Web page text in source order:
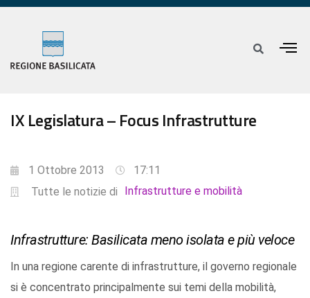
IX Legislatura – Focus Infrastrutture
1 Ottobre 2013
17:11
Tutte le notizie di
Infrastrutture e mobilità
Infrastrutture: Basilicata meno isolata e più veloce
In una regione carente di infrastrutture, il governo regionale
si è concentrato principalmente sui temi della mobilità,